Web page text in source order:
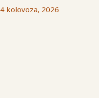
4 kolovoza, 2026